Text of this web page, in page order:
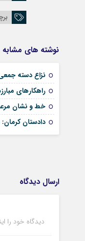
نوشته های مشابه
نزاع دسته
راهکارهای مبارزه با آفتی
خط و نشان
دادستان
ارسال دیدگاه
دیدگاه خود را